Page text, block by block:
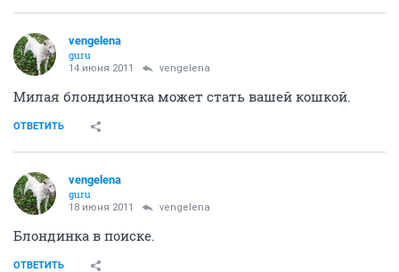
vengelena
guru
14 июня 2011 vengelena
Милая блондиночка может стать вашей кошкой.
ОТВЕТИТЬ
vengelena
guru
18 июня 2011 vengelena
Блондинка в поиске.
ОТВЕТИТЬ